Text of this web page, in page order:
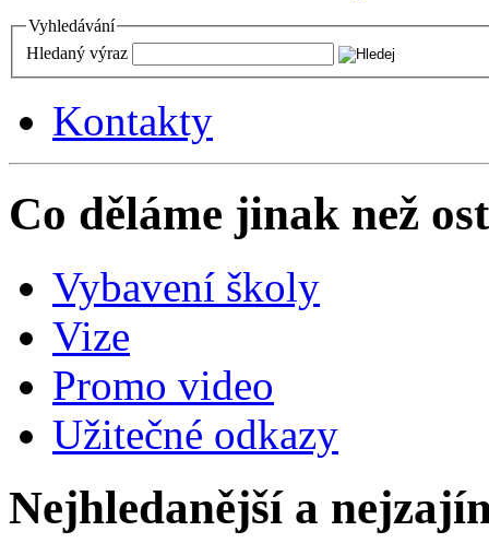
Vyhledávání
Hledaný výraz
Kontakty
Co děláme jinak než
Vybavení školy
Vize
Promo video
Užitečné odkazy
Nejhledanější a